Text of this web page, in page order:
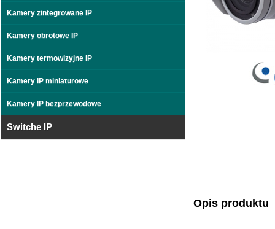
Kamery zintegrowane IP
Kamery obrotowe IP
Kamery termowizyjne IP
Kamery IP miniaturowe
Kamery IP bezprzewodowe
Switche IP
Opis produktu